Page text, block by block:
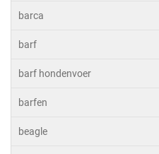
barca
barf
barf hondenvoer
barfen
beagle